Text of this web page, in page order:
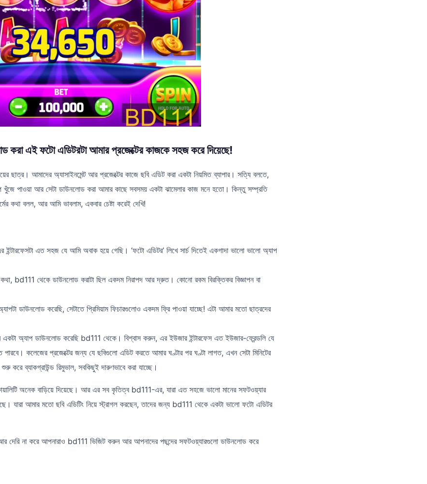
এই ফটো এডিটরটা আমার প্রজেক্টের কাজকে সহজ করে দিয়েছে!
ছাত্র। আমাদের অ্যাসাইনমেন্ট আর প্রজেক্টের কাজে ছবি এডিট করা একটা নিয়মিত ব্যাপার। সত্যি বলতে,
পাওয়া আর সেটা ডাউনলোড করা আমার কাছে সবসময় একটা ঝামেলার কাজ মনে হতো। কিন্তু সম্প্রতি
কথা বলল, আর আমি ভাবলাম, একবার চেষ্টা করেই দেখি!
এত সহজ যে আমি অবাক হয়ে গেছি। ‘ফটো এডিটর’ লিখে সার্চ দিতেই একগাদা ভালো ভালো অ্যাপ
bd111 থেকে ডাউনলোড করাটা ছিল একদম নিরাপদ আর দ্রুত। কোনো রকম বিরক্তিকর বিজ্ঞাপন বা
ডাউনলোড করেছি, সেটাতে প্রিমিয়াম ফিচারগুলোও একদম ফ্রি পাওয়া যাচ্ছে! এটা আমার মতো ছাত্রদের
অ্যাপ ডাউনলোড করেছি bd111 থেকে। বিশ্বাস করুন, এর ইউজার ইন্টারফেস এত ইউজার-ফ্রেন্ডলি যে
কলেজের প্রজেক্টের জন্য যে ছবিগুলো এডিট করতে আমার ঘণ্টার পর ঘণ্টা লাগত, এখন সেটা মিনিটের
করে ব্যাকগ্রাউন্ড রিমুভাল, সবকিছুই দারুণভাবে করা যাচ্ছে।
অনেক বাড়িয়ে দিয়েছে। আর এর সব কৃতিত্ব bd111-এর, যারা এত সহজে ভালো মানের সফটওয়্যার
যারা আমার মতো ছবি এডিটিং নিয়ে স্ট্রাগল করছেন, তাদের জন্য bd111 থেকে একটা ভালো ফটো এডিটর
দেরি না করে আপনারাও bd111 ভিজিট করুন আর আপনাদের পছন্দের সফটওয়্যারগুলো ডাউনলোড করে